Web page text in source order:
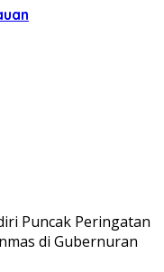
Puncak Peringatan
di Gubernuran